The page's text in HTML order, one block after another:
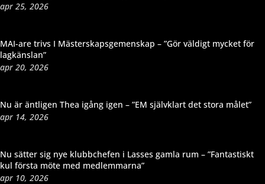
apr 25, 2026
MAI-are trivs I Mästerskapsgemenskap – ”Gör väldigt mycket för
lagkänslan”
apr 20, 2026
Nu är äntligen Thea igång igen – ”EM självklart det stora målet”
apr 14, 2026
Nu sätter sig nye klubbchefen i Lasses gamla rum – ”Fantastiskt
kul första möte med medlemmarna”
apr 10, 2026